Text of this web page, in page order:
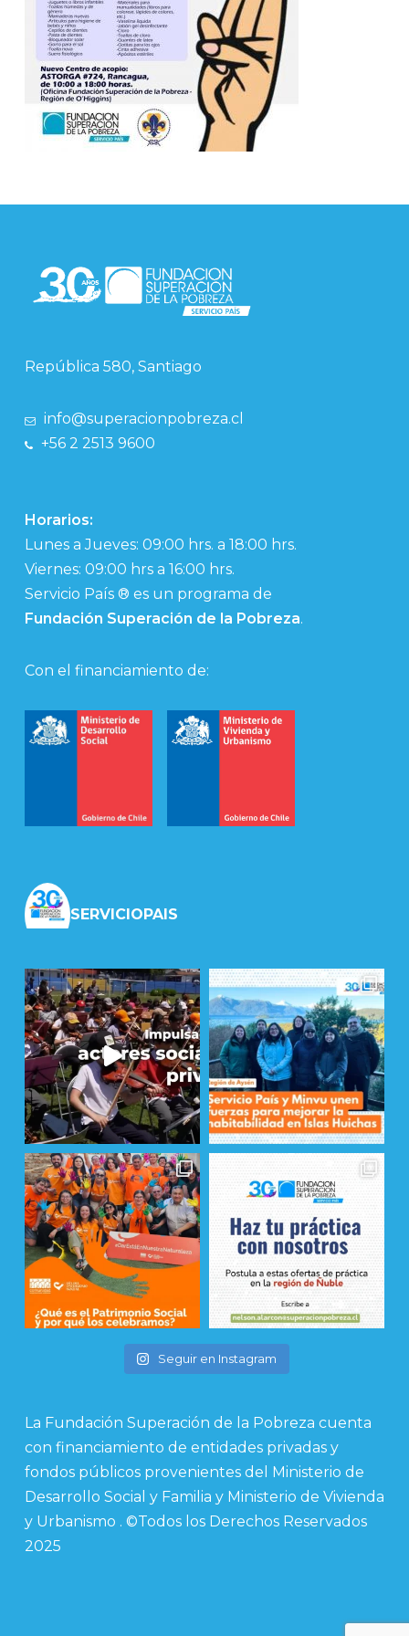
República 580, Santiago
info@superacionpobreza.cl
+56 2 2513 9600
Horarios:
Lunes a Jueves: 09:00 hrs. a 18:00 hrs.
Viernes: 09:00 hrs a 16:00 hrs.
Servicio País ® es un programa de
Fundación Superación de la Pobreza.
Con el financiamiento de:
SERVICIOPAIS
Seguir en Instagram
La Fundación Superación de la Pobreza cuenta
con financiamiento de entidades privadas y
fondos públicos provenientes del Ministerio de
Desarrollo Social y Familia y Ministerio de Vivienda
y Urbanismo . ©Todos los Derechos Reservados
2025